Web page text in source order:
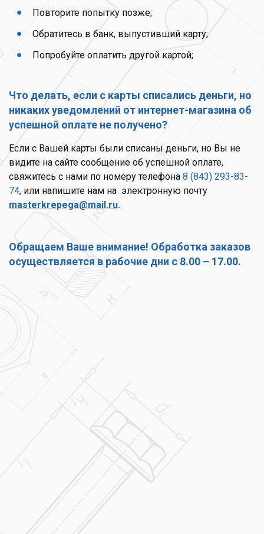
Повторите попытку позже;
Обратитесь в банк, выпустивший карту;
Попробуйте оплатить другой картой;
Что делать, если с карты списались деньги, но
никаких уведомлений от интернет-магазина об
успешной оплате не получено?
Если с Вашей карты были списаны деньги, но Вы не
видите на сайте сообщение об успешной оплате,
свяжитесь с нами по номеру телефона 8 (843) 293-83-
74, или напишите нам на электронную почту
masterkrepega@mail.ru.
Обращаем Ваше внимание! Обработка заказов
осуществляется в рабочие дни с 8.00 – 17.00.